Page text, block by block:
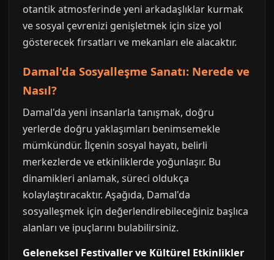
otantik atmosferinde yeni arkadaşlıklar kurmak
ve sosyal çevrenizi genişletmek için size yol
gösterecek fırsatları ve mekanları ele alacaktır.
Damal'da Sosyalleşme Sanatı: Nerede ve
Nasıl?
Damal'da yeni insanlarla tanışmak, doğru
yerlerde doğru yaklaşımları benimsemekle
mümkündür. İlçenin sosyal hayatı, belirli
merkezlerde ve etkinliklerde yoğunlaşır. Bu
dinamikleri anlamak, süreci oldukça
kolaylaştıracaktır. Aşağıda, Damal'da
sosyalleşmek için değerlendirebileceğiniz başlıca
alanları ve ipuçlarını bulabilirsiniz.
Geleneksel Festivaller ve Kültürel Etkinlikler